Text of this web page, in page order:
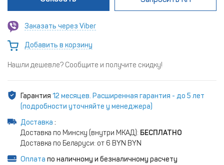
Заказать через Viber
Добавить в корзину
Нашли дешевле? Сообщите и получите скидку!
Гарантия 12 месяцев. Расширенная гарантия - до 5 лет
(подробности уточняйте у менеджера)
Доставка :
Доставка по Минску (внутри МКАД): БЕСПЛАТНО
Доставка по Беларуси: от 6 BYN BYN
Оплата по наличному и безналичному расчету